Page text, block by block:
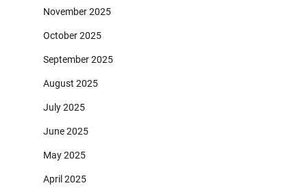
November 2025
October 2025
September 2025
August 2025
July 2025
June 2025
May 2025
April 2025